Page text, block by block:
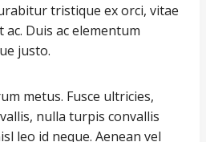
tristique ex orci, vitae
Duis ac elementum
justo.
metus. Fusce ultricies,
nulla turpis convallis
leo id neque. Aenean vel